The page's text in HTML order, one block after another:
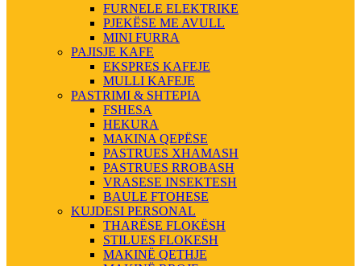
FURNELE ELEKTRIKE
PJEKËSE ME AVULL
MINI FURRA
PAJISJE KAFE
EKSPRES KAFEJE
MULLI KAFEJE
PASTRIMI & SHTEPIA
FSHESA
HEKURA
MAKINA QEPËSE
PASTRUES XHAMASH
PASTRUES RROBASH
VRASESE INSEKTESH
BAULE FTOHESE
KUJDESI PERSONAL
THARËSE FLOKËSH
STILUES FLOKESH
MAKINË QETHJE